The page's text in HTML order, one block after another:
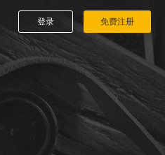
登录 免费注册